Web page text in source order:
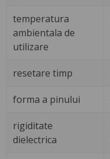
temperatura
ambientala de
utilizare
resetare timp
forma a pinului
rigiditate
dielectrica